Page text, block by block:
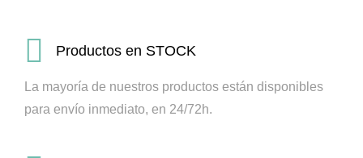
Productos en STOCK
La mayoría de nuestros productos están disponibles
para envío inmediato, en 24/72h.